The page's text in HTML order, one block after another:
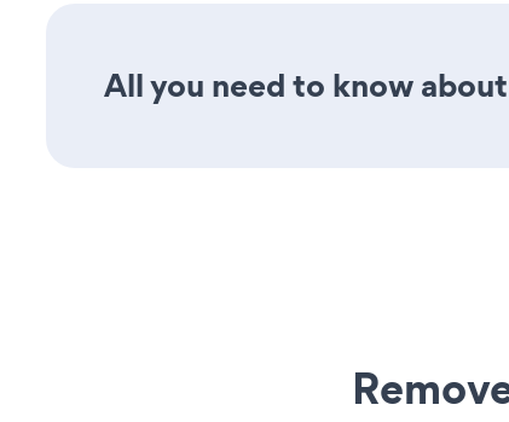
All you need to know